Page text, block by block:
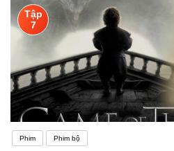
Tập
7
Phim Phim bộ